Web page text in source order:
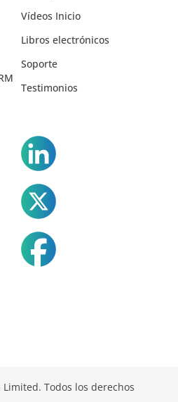
Vídeos Inicio
Libros electrónicos
Soporte
Testimonios
Todos los derechos